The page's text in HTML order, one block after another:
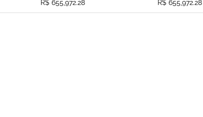
R$ 655,972.28
R$ 655,972.28